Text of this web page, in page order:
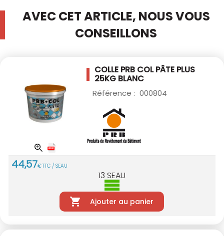
AVEC CET ARTICLE, NOUS VOUS
CONSEILLONS
COLLE PRB COL PÂTE PLUS
25KG BLANC
Référence : 000804
44,57€TTC / SEAU
13 SEAU
Ajouter au panier